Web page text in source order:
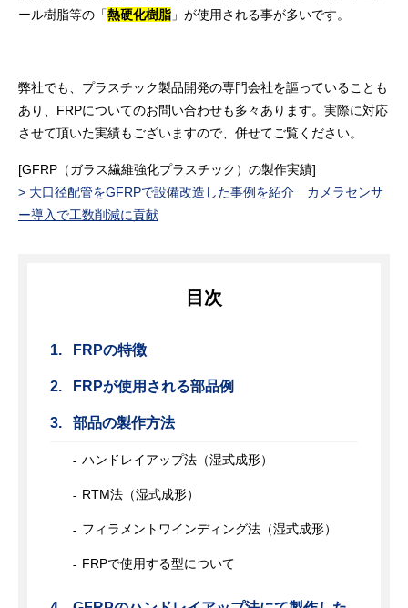
ール樹脂等の「熱硬化樹脂 」が使用される事が多いです。
弊社でも、プラスチック製品開発の専門会社を謳っていることも
あり、FRPについてのお問い合わせも多々あります。実際に対応
させて頂いた実績もございますので、併せてご覧ください。
[GFRP（ガラス繊維強化プラスチック）の製作実績]
> 大口径配管をGFRPで設備改造した事例を紹介 カメラセンサ
ー導入で工数削減に貢献
目次
FRPの特徴
FRPが使用される部品例
部品の製作方法
ハンドレイアップ法（湿式成形）
RTM法（湿式成形）
フィラメントワインディング法（湿式成形）
FRPで使用する型について